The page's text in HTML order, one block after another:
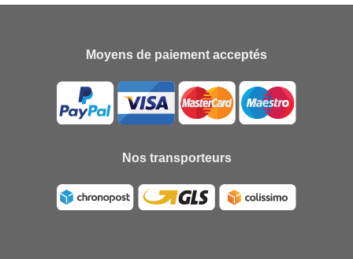
Moyens de paiement acceptés
Nos transporteurs